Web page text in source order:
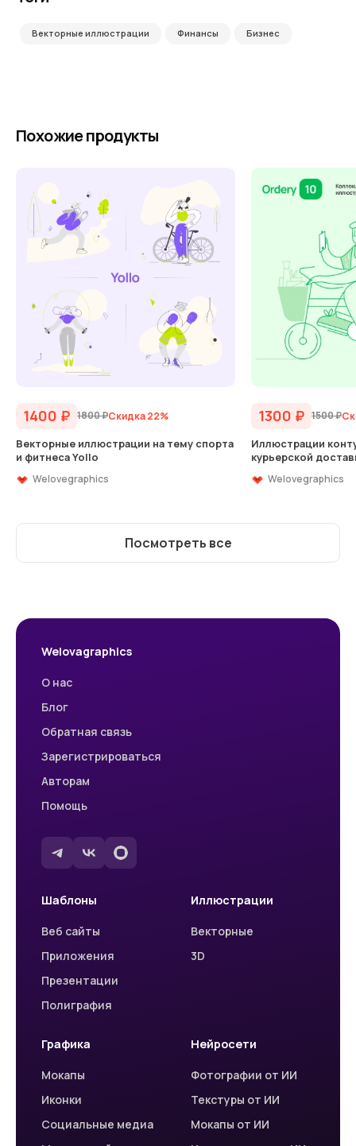
Векторные иллюстрации Финансы Бизнес
Похожие продукты
1400 ₽ 1800₽Скидка 22%
Векторные иллюстрации на тему спорта
и фитнеса Yollo
Welovegraphics
1300 ₽ 1500₽
Иллюстрации
курьерской
Welovegraphics
Посмотреть все
Welovagraphics
О нас
Блог
Обратная связь
Зарегистрироваться
Авторам
Помощь
Шаблоны
Веб сайты
Приложения
Презентации
Полиграфия
Иллюстрации
Векторные
3D
Графика
Мокапы
Иконки
Социальные медиа
Нейросети
Фотографии от ИИ
Текстуры от ИИ
Мокапы от ИИ